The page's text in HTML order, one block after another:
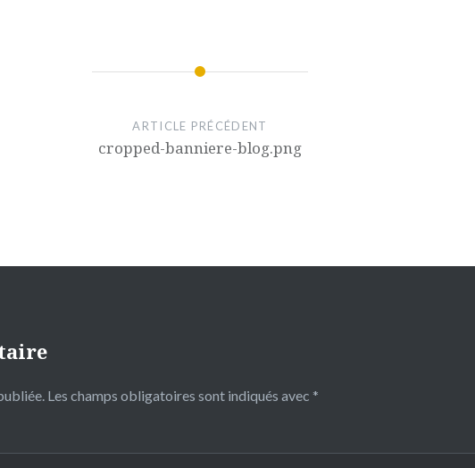
ARTICLE PRÉCÉDENT
cropped-banniere-blog.png
Les champs obligatoires sont indiqués avec *